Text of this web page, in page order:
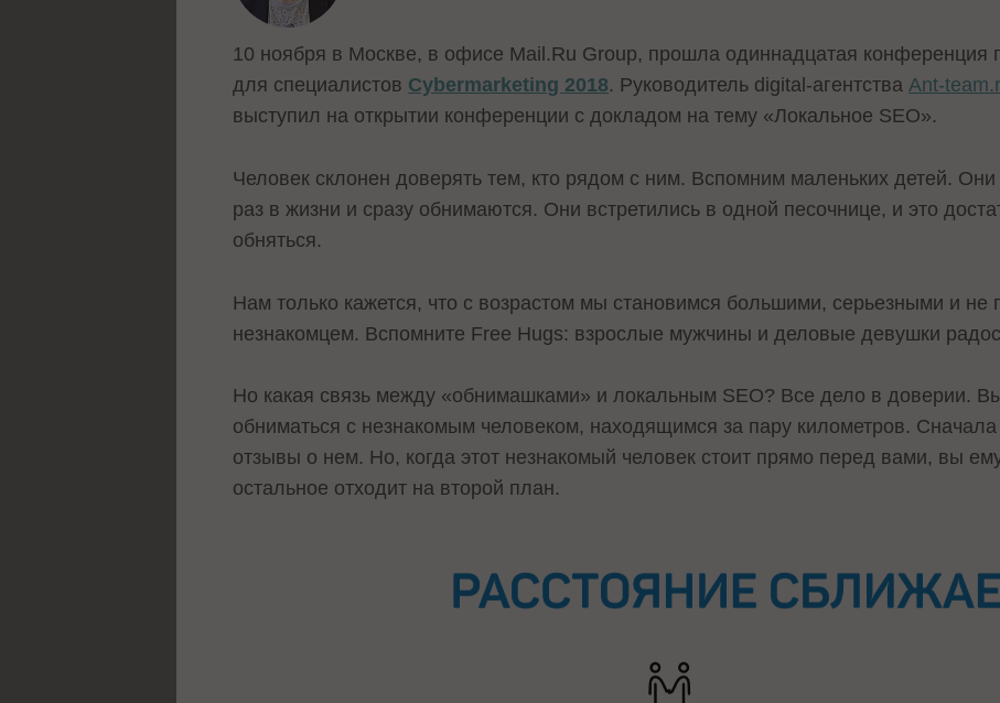
10 ноября в Москве, в офисе Mail.Ru Group, прошла одиннадцатая конференция
для специалистов Cybermarketing 2018. Руководитель digital-агентстваAnt-
выступил на открытии конференции с докладом на тему «Локальное SEO».
Человек склонен доверять тем, кто рядом с ним. Вспомним маленьких детей.
раз в жизни и сразу обнимаются. Они встретились в одной песочнице, и это
обняться.
Нам только кажется, что с возрастом мы становимся большими, серьезными и не
незнакомцем. Вспомните Free Hugs: взрослые мужчины и деловые девушки
Но какая связь между «обнимашками» и локальным SEO? Все дело в доверии. Вы
обниматься с незнакомым человеком, находящимся за пару километров.
отзывы о нем. Но, когда этот незнакомый человек стоит прямо перед вами, вы
остальное отходит на второй план.